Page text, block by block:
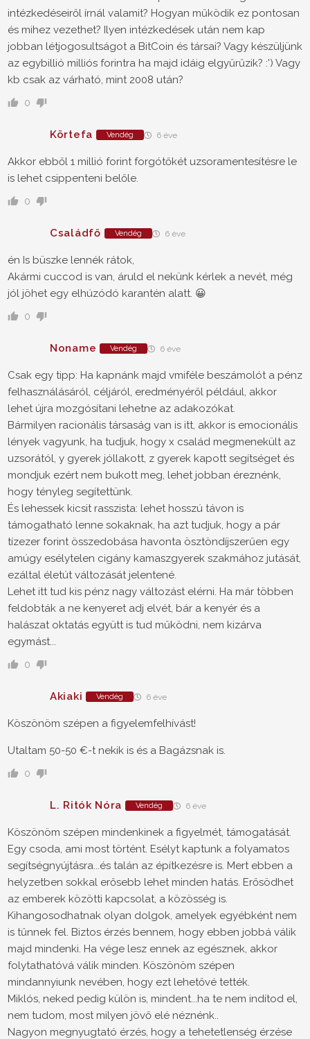
intézkedéseiről írnál valamit? Hogyan működik ez pontosan
és mihez vezethet? Ilyen intézkedések után nem kap
jobban létjogosultságot a BitCoin és társai? Vagy készüljünk
az egybillió milliós forintra ha majd idáig elgyűrűzik? :') Vagy
kb csak az várható, mint 2008 után?
0
Körtefa Vendég 6 éve
Akkor ebből 1 millió forint forgótőkét uzsoramentesítésre le
is lehet csippenteni belőle.
0
Családfő Vendég 6 éve
én Is büszke lennék rátok,
Akármi cuccod is van, áruld el nekünk kérlek a nevét, még
jól jöhet egy elhúzódó karantén alatt. 😀
0
Noname Vendég 6 éve
Csak egy tipp: Ha kapnánk majd vmiféle beszámolót a pénz
felhasználásáról, céljáról, eredményéről például, akkor
lehet újra mozgósítani lehetne az adakozókat.
Bármilyen racionális társaság van is itt, akkor is emocionális
lények vagyunk, ha tudjuk, hogy x család megmenekült az
uzsorától, y gyerek jóllakott, z gyerek kapott segítséget és
mondjuk ezért nem bukott meg, lehet jobban éreznénk,
hogy tényleg segítettünk.
És lehessek kicsit rasszista: lehet hosszú távon is
támogatható lenne sokaknak, ha azt tudjuk, hogy a pár
tízezer forint összedobása havonta ösztöndíjszerűen egy
amúgy esélytelen cigány kamaszgyerek szakmához jutását,
ezáltal életút változását jelentené.
Lehet itt tud kis pénz nagy változást elérni. Ha már többen
feldobták a ne kenyeret adj elvét, bár a kenyér és a
halászat oktatás együtt is tud működni, nem kizárva
egymást...
0
Akiaki Vendég 6 éve
Köszönöm szépen a figyelemfelhívást!
Utaltam 50-50 €-t nekik is és a Bagázsnak is.
0
L. Ritók Nóra Vendég 6 éve
Köszönöm szépen mindenkinek a figyelmét, támogatását.
Egy csoda, ami most történt. Esélyt kaptunk a folyamatos
segítségnyújtásra...és talán az építkezésre is. Mert ebben a
helyzetben sokkal erősebb lehet minden hatás. Erősödhet
az emberek közötti kapcsolat, a közösség is.
Kihangosodhatnak olyan dolgok, amelyek egyébként nem
is tűnnek fel. Biztos érzés bennem, hogy ebben jobbá válik
majd mindenki. Ha vége lesz ennek az egésznek, akkor
folytathatóvá válik minden. Köszönöm szépen
mindannyiunk nevében, hogy ezt lehetővé tették.
Miklós, neked pedig külön is, mindent...ha te nem indítod el,
nem tudom, most milyen jövő elé néznénk..
Nagyon megnyugtató érzés, hogy a tehetetlenség érzése